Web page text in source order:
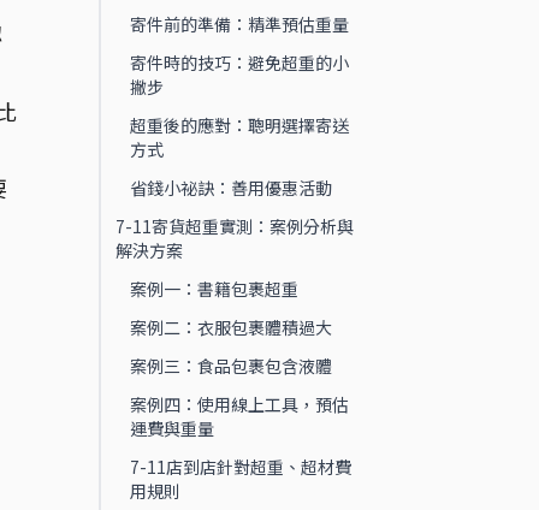
寄件前的準備：精準預估重量
寄件時的技巧：避免超重的小
撇步
超重後的應對：聰明選擇寄送
方式
省錢小祕訣：善用優惠活動
7-11寄貨超重實測：案例分析與
解決方案
案例一：書籍包裹超重
案例二：衣服包裹體積過大
案例三：食品包裹包含液體
案例四：使用線上工具，預估
運費與重量
7-11店到店針對超重、超材費
用規則